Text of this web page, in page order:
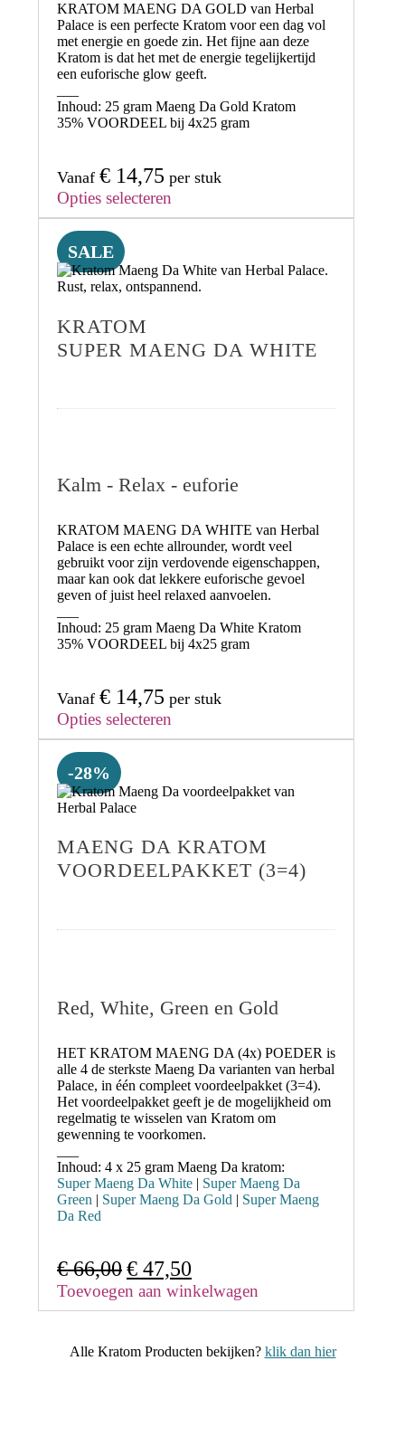
KRATOM MAENG DA GOLD van Herbal
Palace is een perfecte Kratom voor een dag vol
met energie en goede zin. Het fijne aan deze
Kratom is dat het met de energie tegelijkertijd
een euforische glow geeft.
Inhoud: 25 gram Maeng Da Gold Kratom
35% VOORDEEL bij 4x25 gram
Vanaf € 14,75 per stuk
Opties selecteren
SALE
KRATOM
SUPER MAENG DA WHITE
Kalm - Relax - euforie
KRATOM MAENG DA WHITE van Herbal
Palace is een echte allrounder, wordt veel
gebruikt voor zijn verdovende eigenschappen,
maar kan ook dat lekkere euforische gevoel
geven of juist heel relaxed aanvoelen.
Inhoud: 25 gram Maeng Da White Kratom
35% VOORDEEL bij 4x25 gram
Vanaf € 14,75 per stuk
Opties selecteren
-28%
MAENG DA KRATOM
VOORDEELPAKKET (3=4)
Red, White, Green en Gold
HET KRATOM MAENG DA (4x) POEDER is
alle 4 de sterkste Maeng Da varianten van herbal
Palace, in één compleet voordeelpakket (3=4).
Het voordeelpakket geeft je de mogelijkheid om
regelmatig te wisselen van Kratom om
gewenning te voorkomen.
Inhoud: 4 x 25 gram Maeng Da kratom:
Super Maeng Da White | Super Maeng Da
Green | Super Maeng Da Gold | Super Maeng
Da Red
€66,00 Oorspronkelijke
prijs
was:
€ 47,50
prijs
is:
Toevoegen aan winkelwagen
Alle Kratom Producten bekijken? klik dan hier